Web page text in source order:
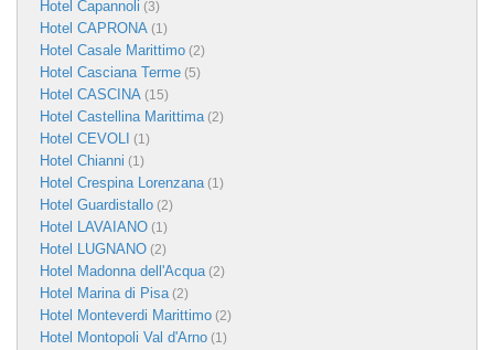
Hotel Capannoli (3)
Hotel CAPRONA (1)
Hotel Casale Marittimo (2)
Hotel Casciana Terme (5)
Hotel CASCINA (15)
Hotel Castellina Marittima(2)
Hotel CEVOLI (1)
Hotel Chianni (1)
Hotel Crespina Lorenzana(1)
Hotel Guardistallo (2)
Hotel LAVAIANO (1)
Hotel LUGNANO (2)
Hotel Madonna dell'Acqua(2)
Hotel Marina di Pisa(2)
Hotel Monteverdi Marittimo (2)
Hotel Montopoli Val d'Arno (1)